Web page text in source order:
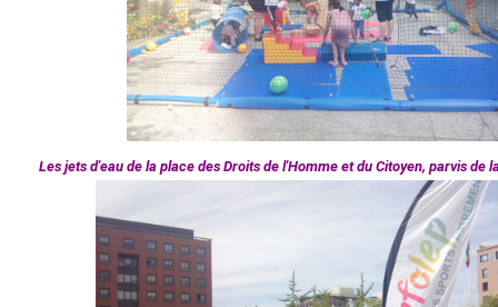
Les jets d'eau de la place des Droits de l'Homme et du Citoyen, parvis de